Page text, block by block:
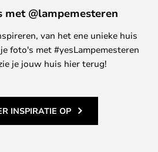
met @lampemesteren
van het ene unieke huis
foto's met #yesLampemesteren
je jouw huis hier terug!
INSPIRATIE OP